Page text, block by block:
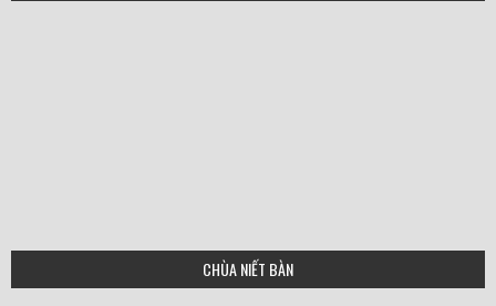
CHÙA NIẾT BÀN